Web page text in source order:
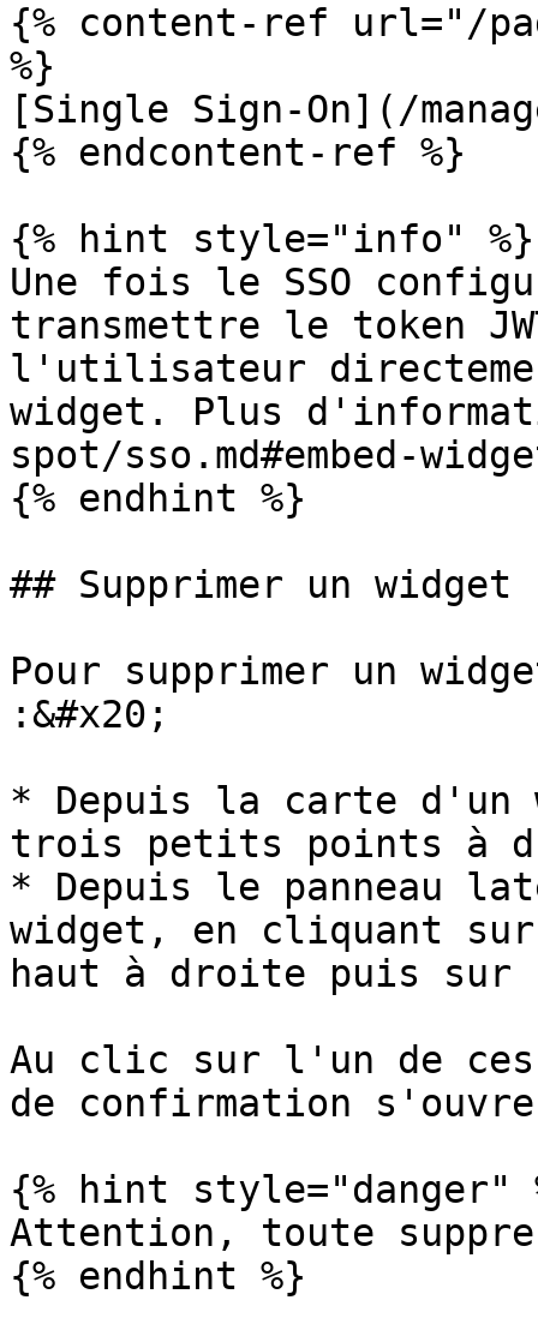
{% content-ref url="/
%}
[Single Sign-On](/
{% endcontent-ref %}
{% hint style="info" %}
Une fois le SSO
transmettre le token
l'utilisateur
widget. Plus
spot/sso.md#embed-
{% endhint %}
## Supprimer un widget
Pour supprimer un
:&#x20;
* Depuis la carte
trois petits points à
* Depuis le panneau
widget, en cliquant
haut à droite puis sur
Au clic sur l'un de ces
de confirmation
{% hint style="danger"
Attention, toute
{% endhint %}